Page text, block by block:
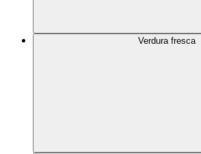
Verdura fresca